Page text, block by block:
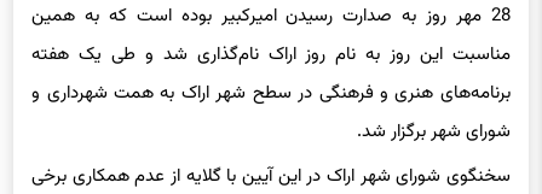
28 مهر روز به صدارت رسیدن امیرکبیر بوده است که به همین
مناسبت این روز به نام روز اراک نام‌گذاری شد و طی یک هفته
برنامه‌های هنری و فرهنگی در سطح شهر اراک به همت شهرداری و
شورای شهر برگزار شد.
سخنگوی شورای شهر اراک در این آیین با گلایه از عدم همکاری برخی